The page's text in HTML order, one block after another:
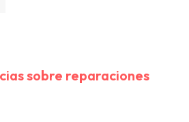
sobre reparaciones